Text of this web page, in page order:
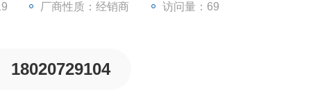
厂商性质：经销商 访问量：69
18020729104